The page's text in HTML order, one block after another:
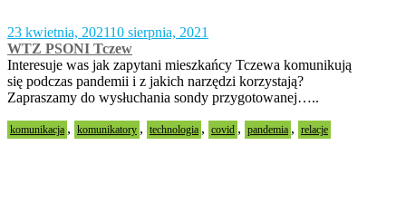
23 kwietnia, 202110 sierpnia, 2021
WTZ PSONI Tczew
Interesuje was jak zapytani mieszkańcy Tczewa komunikują
się podczas pandemii i z jakich narzędzi korzystają?
Zapraszamy do wysłuchania sondy przygotowanej…..
komunikacja , komunikatory , technologia , covid , pandemia , relacje